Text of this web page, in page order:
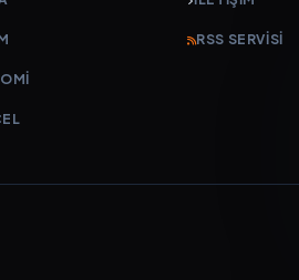
RSS SERVISI